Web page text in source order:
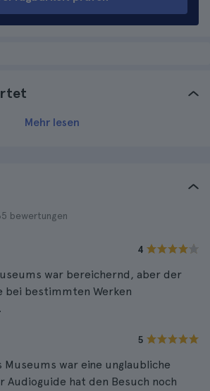
Mehr lesen
bewertungen
4
war bereichernd, aber der
bei bestimmten Werken
5
Museums war eine unglaubliche
Audioguide hat den Besuch noch